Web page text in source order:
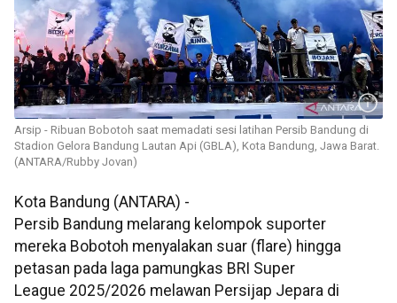
Arsip - Ribuan Bobotoh saat memadati sesi latihan Persib Bandung di
Stadion Gelora Bandung Lautan Api (GBLA), Kota Bandung, Jawa Barat.
(ANTARA/Rubby Jovan)
Kota Bandung (ANTARA) -
Persib Bandung melarang kelompok suporter
mereka Bobotoh menyalakan suar (flare) hingga
petasan pada laga pamungkas BRI Super
League 2025/2026 melawan Persijap Jepara di